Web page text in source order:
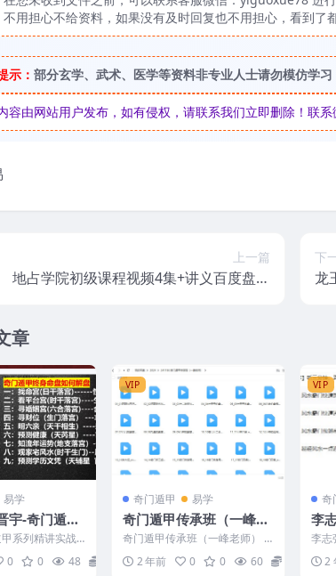
不用担心不给资料，如果没有及时回复也不用担心，看到了
示： 部分玄学、武术、医学等资料非专业人士请勿模仿学习
容由网站用户发布，如有侵权，请联系我们立即删除！联
上一篇
地占学院初级课程视频4集+讲义百度盘下
下
龙
章
易学
宇-奇门遁甲
提速264页.
系列精讲实战
Y 251019
0 0 48
VIP
奇门遁甲 易学
奇门遁甲传承班（一峰老
师）
奇门遁甲传承班（一峰老师） 2
41196 01_01阴阳与五行的概
念.mp4 0...
2 年前 0 0 60
VIP
奇
李
门
李志
录
【奇
2